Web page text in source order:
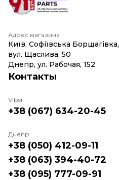
Адрес магазина
Київ, Софіївська Борщагівка,
вул. Щаслива, 50
Днепр, ул. Рабочая, 152
Контакты
Viber:
+38 (067) 634-20-45
Днепр:
+38 (050) 412-09-11
+38 (063) 394-40-72
+38 (095) 777-09-91